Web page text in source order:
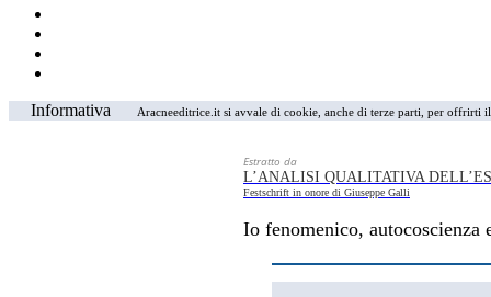
Informativa Aracneeditrice.it si avvale di cookie, anche di terze parti, per
Estratto da
L’ANALISI QUALITATIVA
Festschrift in onore di Giuseppe Galli
Io fenomenico, autocoscienza